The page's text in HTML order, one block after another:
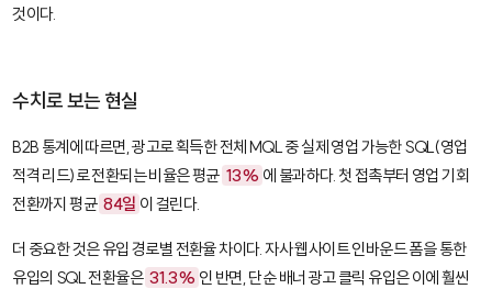
것이다.
수치로 보는 현실
B2B 통계에 따르면, 광고로 획득한 전체 MQL 중 실제 영업 가능한 SQL(영업
적격 리드)로 전환되는 비율은 평균 13% 에 불과하다. 첫 접촉부터 영업 기회
전환까지 평균 84일 이 걸린다.
더 중요한 것은 유입 경로별 전환율 차이다. 자사 웹사이트 인바운드 폼을 통한
유입의 SQL 전환율은 31.3% 인 반면, 단순 배너 광고 클릭 유입은 이에 훨씬